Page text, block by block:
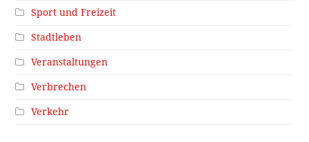
Sport und Freizeit
Stadtleben
Veranstaltungen
Verbrechen
Verkehr